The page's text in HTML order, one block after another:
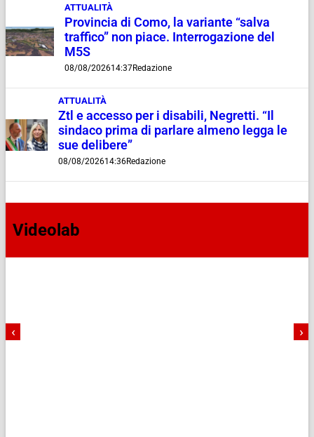
ATTUALITÀ
Provincia di Como, la variante “salva
traffico” non piace. Interrogazione del
M5S
08/08/202614:37Redazione
ATTUALITÀ
Ztl e accesso per i disabili, Negretti. “Il
sindaco prima di parlare almeno legga le
sue delibere”
08/08/202614:36Redazione
Videolab
‹ ›